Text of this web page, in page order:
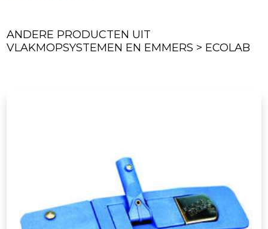
ANDERE PRODUCTEN UIT
VLAKMOPSYSTEMEN EN EMMERS > ECOLAB